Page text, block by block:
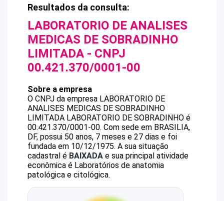
Resultados da consulta:
LABORATORIO DE ANALISES
MEDICAS DE SOBRADINHO
LIMITADA - CNPJ
00.421.370/0001-00
Sobre a empresa
O CNPJ da empresa LABORATORIO DE
ANALISES MEDICAS DE SOBRADINHO
LIMITADA LABORATORIO DE SOBRADINHO é
00.421.370/0001-00. Com sede em BRASILIA,
DF, possui 50 anos, 7 meses e 27 dias e foi
fundada em 10/12/1975. A sua situação
cadastral é BAIXADA e sua principal atividade
econômica é Laboratórios de anatomia
patológica e citológica.